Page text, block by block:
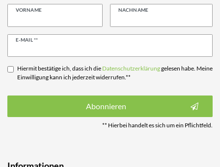
VORNAME NACHNAME
E-MAIL **
Newsletter
Hiermit bestätige ich, dass ich die Daten­schutz­erklärunggelesen habe. Meine
Einwilligung kann ich jederzeit widerrufen.**
Abonnieren
** Hierbei handelt es sich um ein Pflichtfeld.